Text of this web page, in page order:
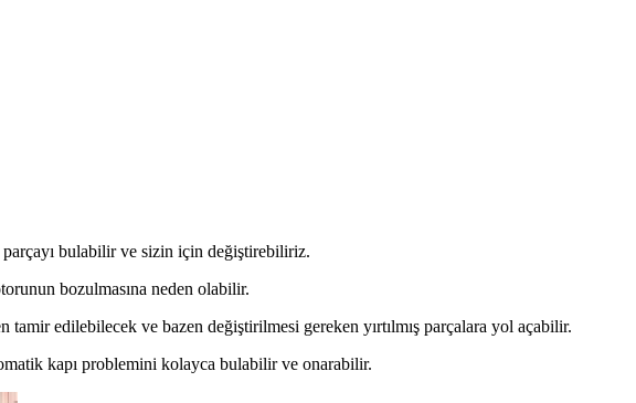
bulabilir ve sizin için değiştirebiliriz.
bozulmasına neden olabilir.
edilebilecek ve bazen değiştirilmesi gereken yırtılmış parçalara yol açabilir.
kapı problemini kolayca bulabilir ve onarabilir.